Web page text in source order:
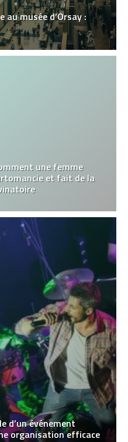
musée d’Orsay :
une femme
et fait de la
d’un événement
organisation efficace